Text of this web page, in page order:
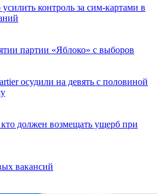
контроль за сим-картами в
партии «Яблоко» с выборов
осудили на девять с половиной
должен возмещать ущерб при
вакансий